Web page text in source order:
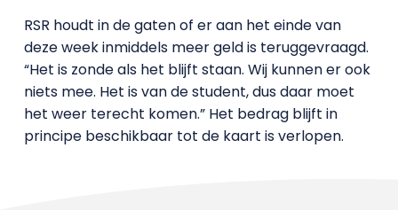
RSR houdt in de gaten of er aan het einde van
deze week inmiddels meer geld is teruggevraagd.
“Het is zonde als het blijft staan. Wij kunnen er ook
niets mee. Het is van de student, dus daar moet
het weer terecht komen.” Het bedrag blijft in
principe beschikbaar tot de kaart is verlopen.